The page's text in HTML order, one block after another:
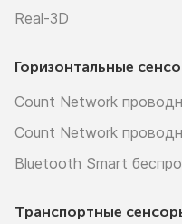
Real-3D
Горизонтальные
Count Network
Count Network
Bluetooth Smart
Транспортные